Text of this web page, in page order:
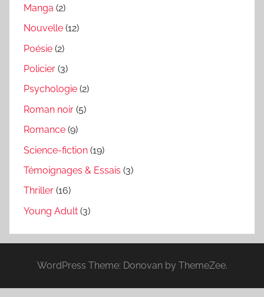
Manga (2)
Nouvelle (12)
Poésie (2)
Policier (3)
Psychologie (2)
Roman noir (5)
Romance (9)
Science-fiction (19)
Témoignages & Essais (3)
Thriller (16)
Young Adult (3)
WordPress Theme: Donovan by ThemeZee.